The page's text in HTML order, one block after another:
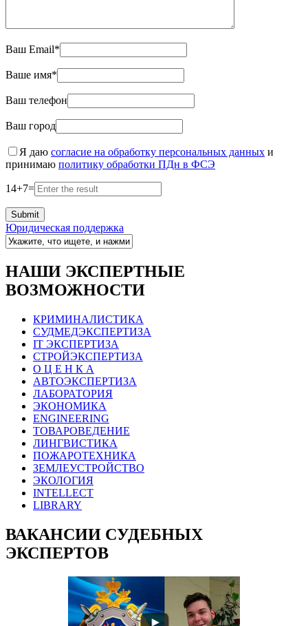
Ваш Email*
Ваше имя*
Ваш телефон
Ваш город
Я даю согласие на обработку персональных данных и
принимаю политику обработки ПДн в ФСЭ
14+7=
Юридическая поддержка
НАШИ ЭКСПЕРТНЫЕ
ВОЗМОЖНОСТИ
КРИМИНАЛИСТИКА
СУДМЕДЭКСПЕРТИЗА
IT ЭКСПЕРТИЗА
СТРОЙЭКСПЕРТИЗА
О Ц Е Н К А
АВТОЭКСПЕРТИЗА
ЛАБОРАТОРИЯ
ЭКОНОМИКА
ENGINEERING
ТОВАРОВЕДЕНИЕ
ЛИНГВИСТИКА
ПОЖАРОТЕХНИКА
ЗЕМЛЕУСТРОЙСТВО
ЭКОЛОГИЯ
INTELLECT
LIBRARY
ВАКАНСИИ СУДЕБНЫХ
ЭКСПЕРТОВ